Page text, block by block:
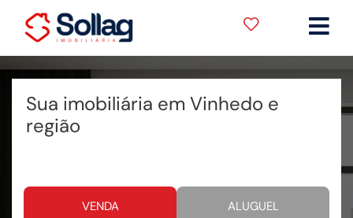
Sua imobiliária em Vinhedo e
região
VENDA ALUGUEL